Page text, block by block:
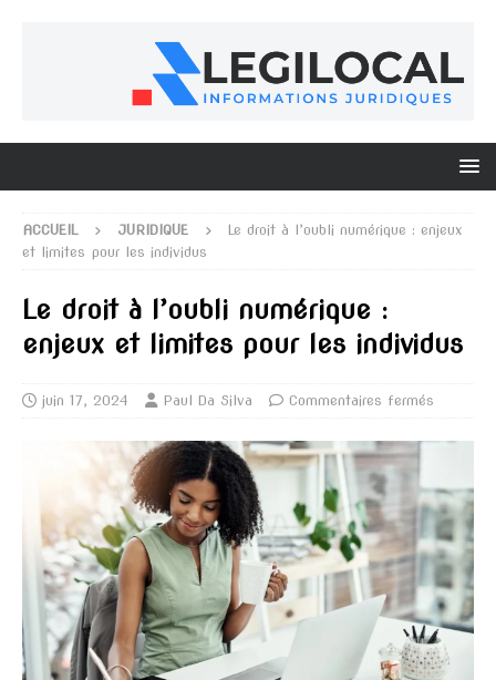
ACCUEIL JURIDIQUE
Le droit à l’oubli numérique : enjeux
et limites pour les individus
Le droit à l’oubli numérique :
enjeux et limites pour les individus
juin 17, 2024 Paul Da Silva Commentaires fermés